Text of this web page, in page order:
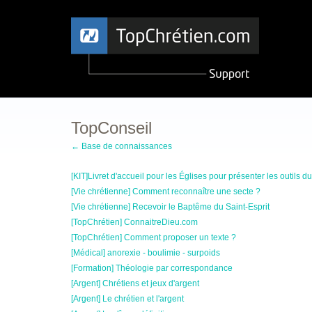
TopConseil
← Base de connaissances
[KIT]Livret d'accueil pour les Églises pour présenter les outils
[Vie chrétienne] Comment reconnaître une secte ?
[Vie chrétienne] Recevoir le Baptême du Saint-Esprit
[TopChrétien] ConnaitreDieu.com
[TopChrétien] Comment proposer un texte ?
[Médical] anorexie - boulimie - surpoids
[Formation] Théologie par correspondance
[Argent] Chrétiens et jeux d'argent
[Argent] Le chrétien et l'argent